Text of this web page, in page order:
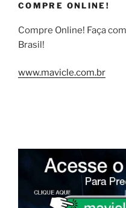
COMPRE ONLINE!
Compre Online! Faça
Brasil!
www.mavicle.com.br